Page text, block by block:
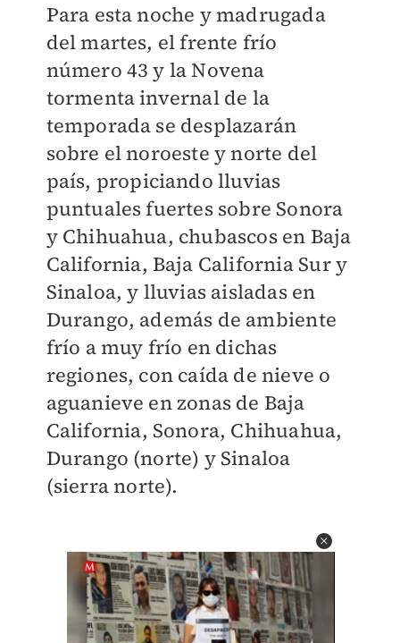
Para esta noche y madrugada
del martes, el frente frío
número 43 y la Novena
tormenta invernal de la
temporada se desplazarán
sobre el noroeste y norte del
país, propiciando lluvias
puntuales fuertes sobre Sonora
y Chihuahua, chubascos en Baja
California, Baja California Sur y
Sinaloa, y lluvias aisladas en
Durango, además de ambiente
frío a muy frío en dichas
regiones, con caída de nieve o
aguanieve en zonas de Baja
California, Sonora, Chihuahua,
Durango (norte) y Sinaloa
(sierra norte).